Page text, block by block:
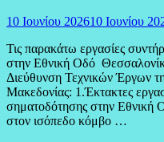
10 Ιουνίου 202610 Ιουνίου
Τις παρακάτω εργασίες
στην Εθνική Οδό
Διεύθυνση Τεχνικών Έργων
Μακεδονίας: 1.Έκτακτες
σηματοδότησης στην Εθνική
στον ισόπεδο κόμβο …